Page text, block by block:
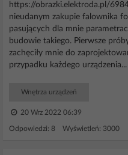
https://obrazki.elektroda.pl/
nieudanym zakupie falownika
pasujących dla mnie
budowie takiego. Pierwsze
zachęciły mnie do
przypadku każdego urządzenia...
Wnętrza urządzeń
20 Wrz 2022 06:39
Odpowiedzi: 8 Wyświetleń: 3000